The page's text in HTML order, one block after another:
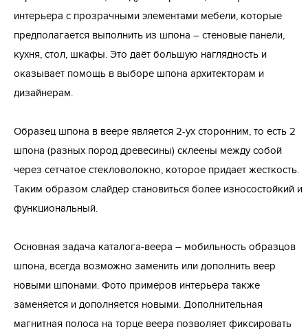
интерьера с прозрачными элементами мебели, которые
предполагается выполнить из шпона – стеновые панели,
кухня, стол, шкафы. Это даёт большую наглядность и
оказывает помощь в выборе шпона архитекторам и
дизайнерам.
Образец шпона в веере является 2-ух сторонним, то есть 2
шпона (разных пород древесины) склеены между собой
через сетчатое стекловолокно, которое придает жесткость.
Таким образом слайдер становиться более износостойкий и
функциональный.
Основная задача каталога-веера – мобильность образцов
шпона, всегда возможно заменить или дополнить веер
новыми шпонами. Фото примеров интерьера также
заменяется и дополняется новыми. Дополнительная
магнитная полоса на торце веера позволяет фиксировать